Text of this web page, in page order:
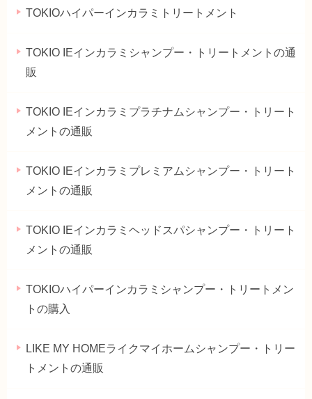
TOKIOハイパーインカラミトリートメント
TOKIO IEインカラミシャンプー・トリートメントの通
販
TOKIO IEインカラミプラチナムシャンプー・トリート
メントの通販
TOKIO IEインカラミプレミアムシャンプー・トリート
メントの通販
TOKIO IEインカラミヘッドスパシャンプー・トリート
メントの通販
TOKIOハイパーインカラミシャンプー・トリートメン
トの購入
LIKE MY HOMEライクマイホームシャンプー・トリー
トメントの通販